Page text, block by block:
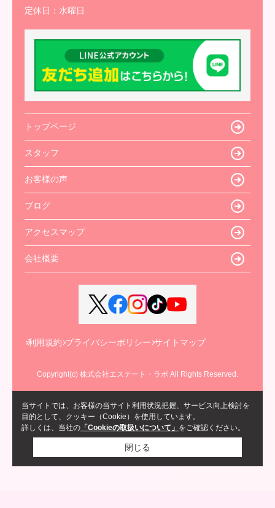
定休日： 水曜日
トップページ
スタッフ
お客様の声
ブログ
アクセスマップ
会社概要
利用規約 プライバシーポリシー サイトマップ
Copyright(c) 株式会社エステート・ラボ All Rights Reserved.
当サイトでは、お客様の当サイト利用状況把握、サービス向上検討を
目的として、クッキー（Cookie）を使用しています。
詳しくは、当社の 「Cookieの取扱いについて」 をご確認ください。
閉じる